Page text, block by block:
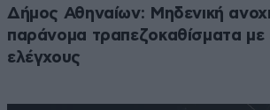
Δήμος Αθηναίων: Μηδενική
παράνομα τραπεζοκαθίσματα με
ελέγχους